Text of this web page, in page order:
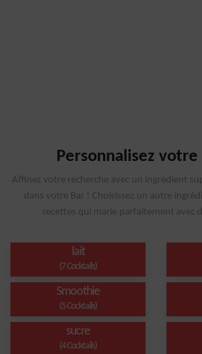
Personnalisez votre
Affinez votre recherche avec un ingrédient
dans votre Bar ! Choisissez un autre
recettes qui marie parfaitement avec
lait
(7 Cocktails)
Smoothie
(5 Cocktails)
sucre
(4 Cocktails)